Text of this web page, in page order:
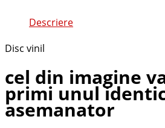
Descriere
Disc vinil
cel din imagine
primi unul
asemanator